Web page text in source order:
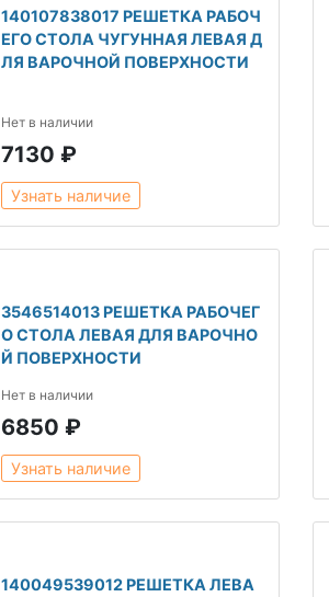
140107838017 РЕШЕТКА РАБОЧ
ЕГО СТОЛА ЧУГУННАЯ ЛЕВАЯ Д
ЛЯ ВАРОЧНОЙ ПОВЕРХНОСТИ
Нет в наличии
7130 ₽
Узнать наличие
3546514013 РЕШЕТКА РАБОЧЕГ
О СТОЛА ЛЕВАЯ ДЛЯ ВАРОЧНО
Й ПОВЕРХНОСТИ
Нет в наличии
6850 ₽
Узнать наличие
140049539012 РЕШЕТКА ЛЕВА